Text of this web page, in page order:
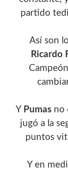
partido
Así son
Ricardo
Y Pumas no
jugó a la
puntos
Y en